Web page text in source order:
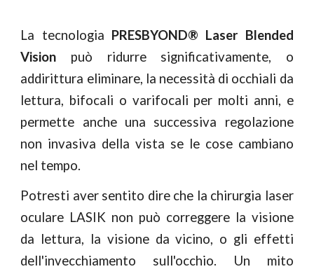
La tecnologia PRESBYOND® Laser Blended
Vision può ridurre significativamente, o
addirittura eliminare, la necessità di occhiali da
lettura, bifocali o varifocali per molti anni, e
permette anche una successiva regolazione
non invasiva della vista se le cose cambiano
nel tempo.
Potresti aver sentito dire che la chirurgia laser
oculare LASIK non può correggere la visione
da lettura, la visione da vicino, o gli effetti
dell'invecchiamento sull'occhio. Un mito